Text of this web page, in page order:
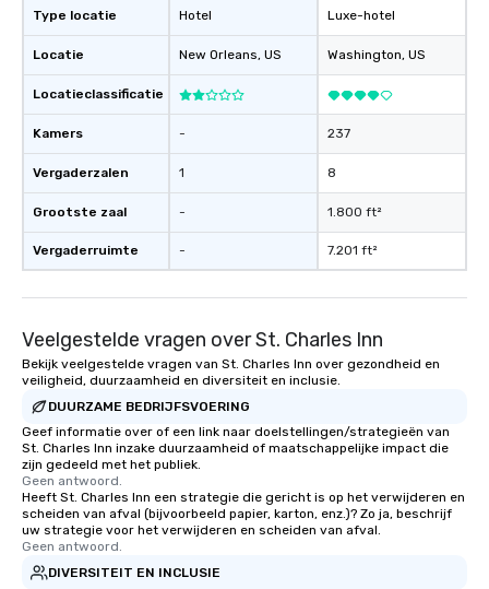
Type locatie
Locatie
Locatieclassificatie
Kamers
Vergaderzalen
Grootste zaal
Vergaderruimte
Hotel
New Orleans, US
-
1
-
-
Luxe-hotel
Washington, US
237
8
1.800 ft²
7.201 ft²
Veelgestelde vragen over St. Charles Inn
Bekijk veelgestelde vragen van St. Charles Inn over gezondheid en
veiligheid, duurzaamheid en diversiteit en inclusie.
DUURZAME BEDRIJFSVOERING
Geef informatie over of een link naar doelstellingen/strategieën van
St. Charles Inn inzake duurzaamheid of maatschappelijke impact die
zijn gedeeld met het publiek.
Geen antwoord.
Heeft St. Charles Inn een strategie die gericht is op het verwijderen en
scheiden van afval (bijvoorbeeld papier, karton, enz.)? Zo ja, beschrijf
uw strategie voor het verwijderen en scheiden van afval.
Geen antwoord.
DIVERSITEIT EN INCLUSIE